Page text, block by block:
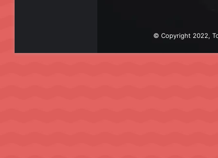
© Copyright 2022,